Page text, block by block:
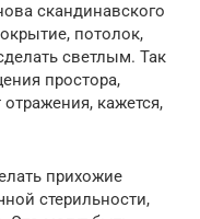
скандинавского
потолок,
светлым. Так
простора,
кажется,
прихожие
стерильности,